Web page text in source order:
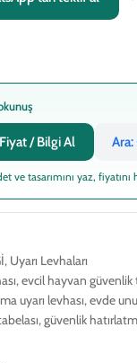
/ Bilgi Al
ve tasarımını yaz, fiyatını
, Uyarı Levhaları
,evcil hayvan güvenlik
uyarı levhası,evde
,güvenlik